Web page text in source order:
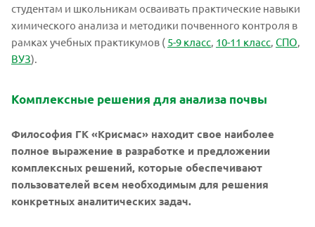
студентам и школьникам осваивать практические навыки
химического анализа и методики почвенного контроля в
рамках учебных практикумов ( 5-9 класс 10-11 класс СПО
ВУЗ).
Комплексные решения для анализа почвы
Философия ГК «Крисмас» находит свое наиболее
полное выражение в разработке и предложении
комплексных решений, которые обеспечивают
пользователей всем необходимым для решения
конкретных аналитических задач.